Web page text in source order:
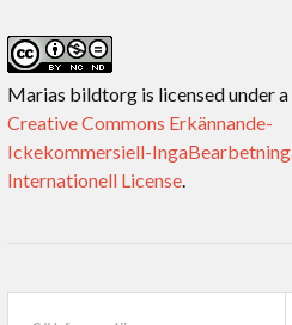
Marias bildtorgis licensed under a
Creative Commons Erkännande-
Ickekommersiell-
Internationell License.